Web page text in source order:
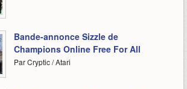
Bande-annonce Sizzle de
Champions Online Free For All
Par Cryptic / Atari